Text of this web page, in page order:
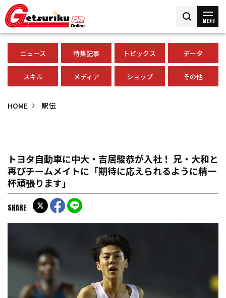
MENU
ニュース 特集記事 トピックス データ
スキル メディア ショップ その他
HOME 駅伝
トヨタ自動車に中大・吉居駿恭が入社！ 兄・大和と
再びチームメイトに「期待に応えられるように精一
杯頑張ります」
SHARE